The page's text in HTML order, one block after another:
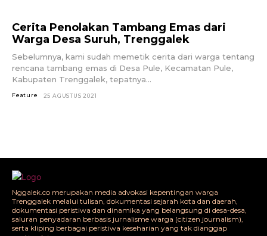
Cerita Penolakan Tambang Emas dari
Warga Desa Suruh, Trenggalek
Sebelumnya, kami sudah memetik cerita dari warga tentang
rencana tambang emas di Desa Pule, Kecamatan Pule,
Kabupaten Trenggalek, tepatnya...
Feature 25 AGUSTUS 2021
Nggalek.co merupakan media advokasi kepentingan warga
Trenggalek melalui tulisan, dokumentasi sejarah kota dan daerah,
dokumentasi peristiwa dan dinamika yang belangsung di desa-desa,
saluran penyadaran berbasis jurnalisme warga (citizen journalism),
serta kliping berbagai peristiwa keseharian yang tak dianggap